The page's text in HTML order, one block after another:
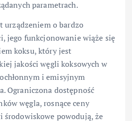
parametrach.
urządzeniem o bardzo
jego funkcjonowanie wiąże się
koksu, który jest
jakości węgli koksowych w
i emisyjnym
Ograniczona dostępność
węgla, rosnące ceny
środowiskowe powodują, że